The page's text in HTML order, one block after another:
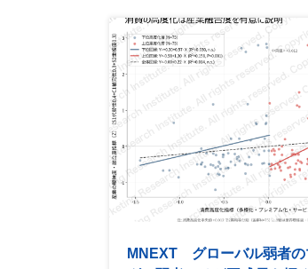
MNEXT グローバル弱者の